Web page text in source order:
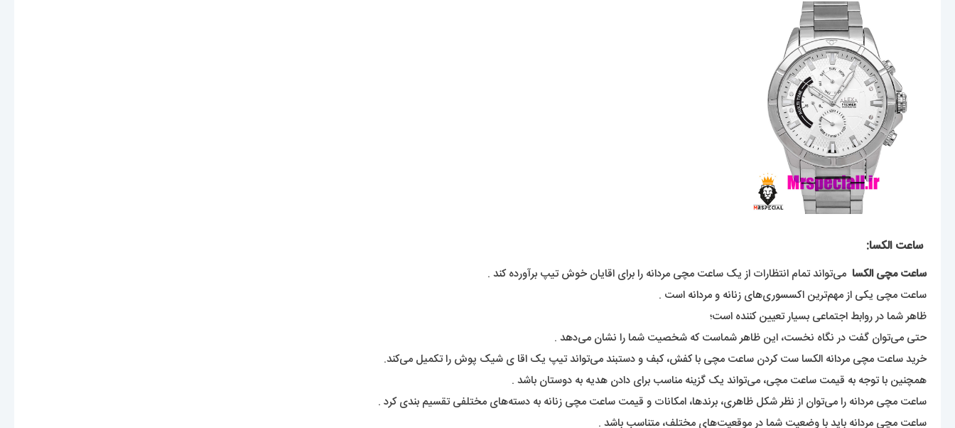
ساعت الکسا:
ساعت مچی الکسا می‌تواند تمام انتظارات از یک ساعت مچی مردانه را برای اقایان خوش تیپ برآورده کند .
ساعت مچی یکی از مهم‌ترین اکسسوری‌های زنانه و مردانه است .
ظاهر شما در روابط اجتماعی بسیار تعیین کننده است‌؛
حتی می‌توان گفت در نگاه نخست، این ظاهر شماست که شخصیت شما را نشان می‌دهد .
خرید ساعت مچی مردانه الکسا ست کردن ساعت مچی با کفش، کبف و دستبند می‌تواند تیپ یک اقا ی شیک پوش را تکمیل می‌کند.
همچنین با توجه به قیمت ساعت مچی، می‌تواند یک گزینه مناسب برای دادن هدیه به دوستان باشد .
ساعت مچی مردانه را می‌توان از نظر شکل ظاهری، برند‌ها، امکانات و قیمت ساعت مچی زنانه به دسته‌های مختلفی تقسیم بندی کرد .
ساعت مچی مردانه باید با وضعیت شما در موقعیت‌های مختلف، متناسب باشد .